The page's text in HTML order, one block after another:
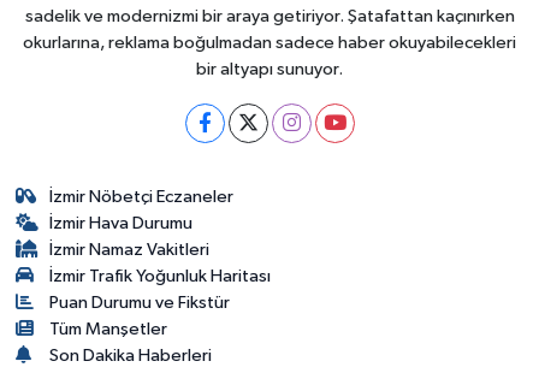
sadelik ve modernizmi bir araya getiriyor. Şatafattan kaçınırken
okurlarına, reklama boğulmadan sadece haber okuyabilecekleri
bir altyapı sunuyor.
İzmir Nöbetçi Eczaneler
İzmir Hava Durumu
İzmir Namaz Vakitleri
İzmir Trafik Yoğunluk Haritası
Puan Durumu ve Fikstür
Tüm Manşetler
Son Dakika Haberleri